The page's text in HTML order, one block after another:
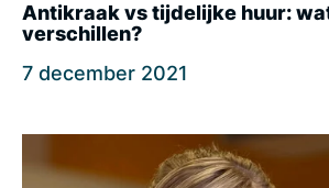
Antikraak vs tijdelijke huur:
verschillen?
7 december 2021